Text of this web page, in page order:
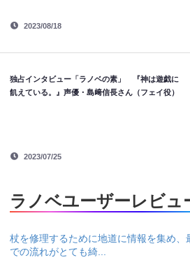
2023/08/18
独占インタビュー「ラノベの素」 『神は遊戯に
飢えている。』声優・島﨑信長さん（フェイ役）
2023/07/25
ラノベユーザーレビュ
杖を修理するために地道に情報を集め、
での流れがとても綺...